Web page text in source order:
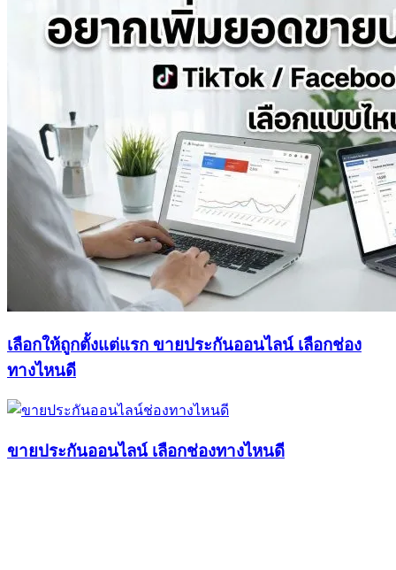
เลือกให้ถูกตั้งแต่แรก ขายประกันออนไลน์ เลือกช่อง
ทางไหนดี
ขายประกันออนไลน์ เลือกช่องทางไหนดี